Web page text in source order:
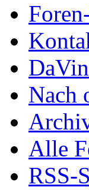
Nach
Alle
RSS-